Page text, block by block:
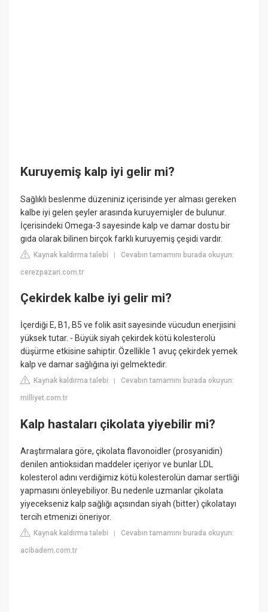
Kuruyemiş kalp iyi gelir mi?
Sağlıklı beslenme düzeniniz içerisinde yer alması gereken
kalbe iyi gelen şeyler arasında kuruyemişler de bulunur.
İçerisindeki Omega-3 sayesinde kalp ve damar dostu bir
gıda olarak bilinen birçok farklı kuruyemiş çeşidi vardır.
Kaynak kaldırma talebi |Cevabın tamamını burada okuyun:
cerezpazari.com.tr
Çekirdek kalbe iyi gelir mi?
İçerdiği E, B1, B5 ve folik asit sayesinde vücudun enerjisini
yüksek tutar. - Büyük siyah çekirdek kötü kolesterolü
düşürme etkisine sahiptir. Özellikle 1 avuç çekirdek yemek
kalp ve damar sağlığına iyi gelmektedir.
Kaynak kaldırma talebi |Cevabın tamamını burada okuyun:
milliyet.com.tr
Kalp hastaları çikolata yiyebilir mi?
Araştırmalara göre, çikolata flavonoidler (prosyanidin)
denilen antioksidan maddeler içeriyor ve bunlar LDL
kolesterol adını verdiğimiz kötü kolesterolün damar sertliği
yapmasını önleyebiliyor. Bu nedenle uzmanlar çikolata
yiyecekseniz kalp sağlığı açısından siyah (bitter) çikolatayı
tercih etmenizi öneriyor.
Kaynak kaldırma talebi |Cevabın tamamını burada okuyun:
acibadem.com.tr